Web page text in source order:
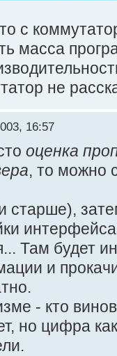
с
масса
не
16:57
оценка
, то можно
старше),
Там будет
и
- кто
но цифра